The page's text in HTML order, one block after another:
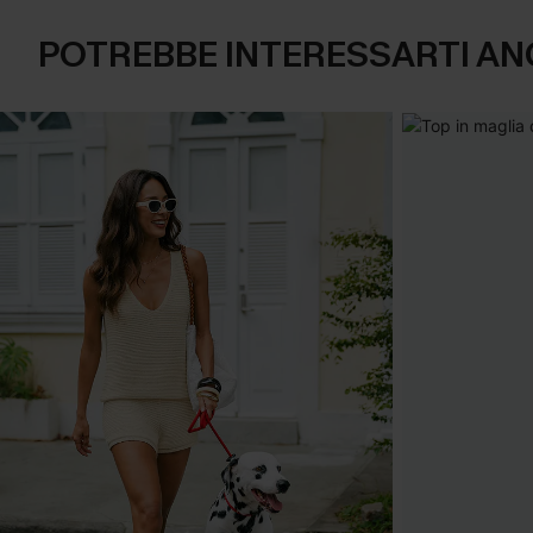
POTREBBE INTERESSARTI